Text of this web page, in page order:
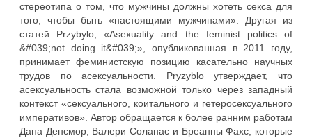
стереотипа о том, что мужчины должны хотеть секса для
того, чтобы быть «настоящими мужчинами». Другая из
статей Przybylo, «Asexuality and the feminist politics of
&#039;not doing it&#039;», опубликованная в 2011 году,
принимает феминистскую позицию касательно научных
трудов по асексуальности. Pryzyblo утверждает, что
асексуальность стала возможной только через западный
контекст «сексуального, коитального и гетеросексуального
императивов». Автор обращается к более ранним работам
Дана Денсмор, Валери Соланас и Бреанны Фахс, которые